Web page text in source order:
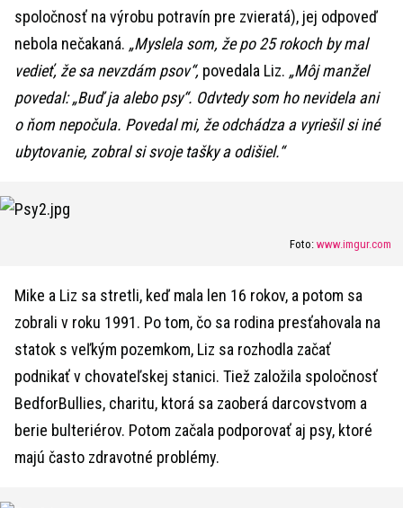
spoločnosť na výrobu potravín pre zvieratá), jej odpoveď
nebola nečakaná. „Myslela som, že po 25 rokoch by mal
vedieť, že sa nevzdám psov“, povedala Liz. „Môj manžel
povedal: „Buď ja alebo psy“. Odvtedy som ho nevidela ani
o ňom nepočula. Povedal mi, že odchádza a vyriešil si iné
ubytovanie, zobral si svoje tašky a odišiel.“
Foto: www.imgur.com
Mike a Liz sa stretli, keď mala len 16 rokov, a potom sa
zobrali v roku 1991. Po tom, čo sa rodina presťahovala na
statok s veľkým pozemkom, Liz sa rozhodla začať
podnikať v chovateľskej stanici. Tiež založila spoločnosť
BedforBullies, charitu, ktorá sa zaoberá darcovstvom a
berie bulteriérov. Potom začala podporovať aj psy, ktoré
majú často zdravotné problémy.